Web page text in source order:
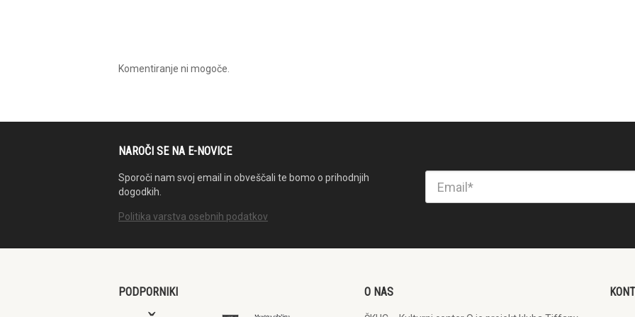
Komentiranje ni mogoče.
NAROČI SE NA E-NOVICE
Sporoči nam svoj email in obveščali te bomo o prihodnjih
dogodkih.
Politika varstva osebnih podatkov
PODPORNIKI O NAS